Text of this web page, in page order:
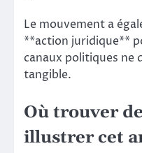
Le mouvement a
**action juridique**
canaux politiques ne
tangible.
Où trouver
illustrer cet